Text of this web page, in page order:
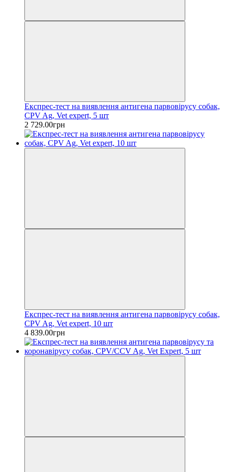
Експрес-тест на виявлення антигена парвовірусу собак,
CPV Ag, Vet expert, 5 шт
2 729.00грн
Експрес-тест на виявлення антигена парвовірусу собак,
CPV Ag, Vet expert, 10 шт
4 839.00грн